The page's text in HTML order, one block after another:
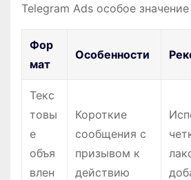
Telegram Ads особое
Фор
мат
Особенности
Текс
товы
е
объя
влен
Короткие
сообщения с
призывом к
действию